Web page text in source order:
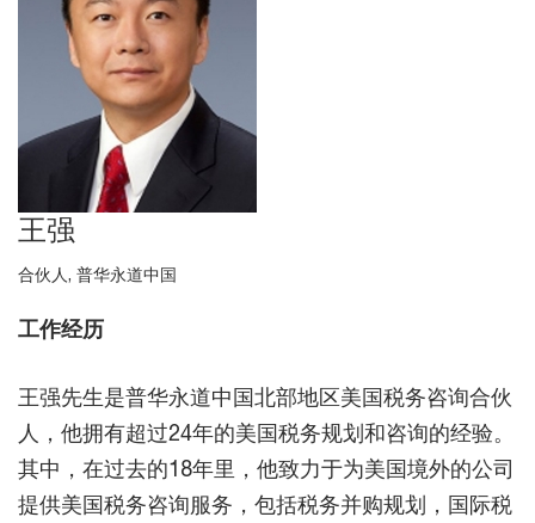
王强
合伙人, 普华永道中国
工作经历
王强先生是普华永道中国北部地区美国税务咨询合伙
人，他拥有超过24年的美国税务规划和咨询的经验。
其中，在过去的18年里，他致力于为美国境外的公司
提供美国税务咨询服务，包括税务并购规划，国际税